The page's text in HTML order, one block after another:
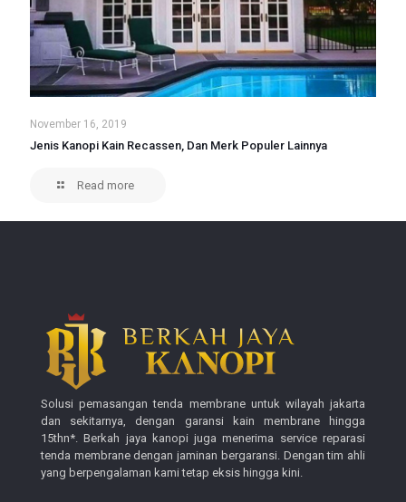
November 16, 2019
Jenis Kanopi Kain Recassen, Dan Merk Populer Lainnya
Read more
Solusi pemasangan tenda membrane untuk wilayah jakarta
dan sekitarnya, dengan garansi kain membrane hingga
15thn*. Berkah jaya kanopi juga menerima service reparasi
tenda membrane dengan jaminan bergaransi. Dengan tim ahli
yang berpengalaman kami tetap eksis hingga kini.